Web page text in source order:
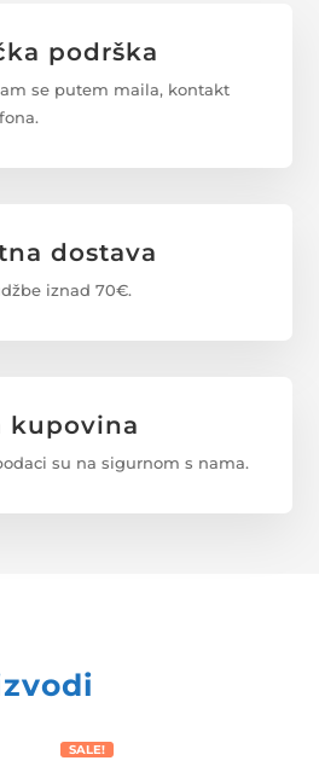
podrška
se putem maila, kontakt
dostava
iznad 70€.
kupovina
su na sigurnom s nama.
SALE!